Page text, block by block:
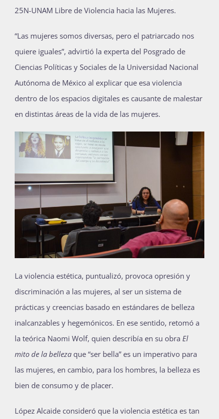
25N-UNAM Libre de Violencia hacia las Mujeres.
“Las mujeres somos diversas, pero el patriarcado nos
quiere iguales”, advirtió la experta del Posgrado de
Ciencias Políticas y Sociales de la Universidad Nacional
Autónoma de México al explicar que esa violencia
dentro de los espacios digitales es causante de malestar
en distintas áreas de la vida de las mujeres.
La violencia estética, puntualizó, provoca opresión y
discriminación a las mujeres, al ser un sistema de
prácticas y creencias basado en estándares de belleza
inalcanzables y hegemónicos. En ese sentido, retomó a
la teórica Naomi Wolf, quien describía en su obra El
mito de la belleza que “ser bella” es un imperativo para
las mujeres, en cambio, para los hombres, la belleza es
bien de consumo y de placer.
López Alcaide consideró que la violencia estética es tan